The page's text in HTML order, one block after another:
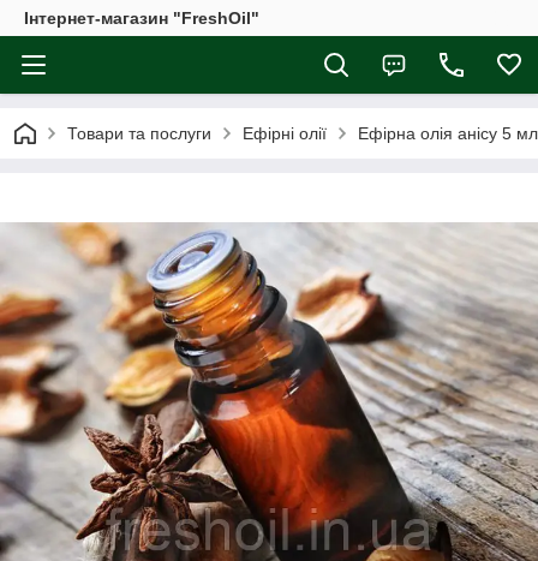
Інтернет-магазин "FreshOil"
Товари та послуги Ефірні олії Ефірна олія анісу 5 мл